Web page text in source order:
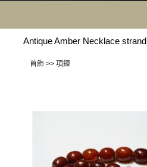
Antique Amber Necklace strand
首飾>> 項鍊